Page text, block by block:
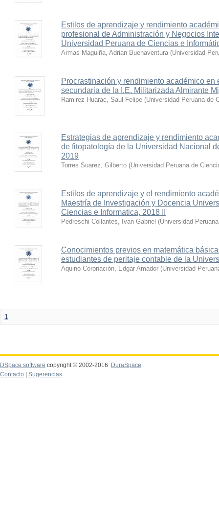
Estilos de aprendizaje y rendimiento
profesional de Administración y Negocios
Universidad Peruana de Ciencias e
Armas Maguiña, Adrian Buenaventura (Universidad
Procrastinación y rendimiento académico
secundaria de la I.E. Militarizada Almirante
Ramirez Huarac, Saul Felipe (Universidad Peruana de
Estrategias de aprendizaje y rendimiento
de fitopatología de la Universidad Nacional
2019
Torres Suarez, Gilberto (Universidad Peruana de
Estilos de aprendizaje y el rendimiento
Maestría de Investigación y Docencia
Ciencias e Informatica, 2018 II
Pedreschi Collantes, Ivan Gabriel (Universidad
Conocimientos previos en matemática
estudiantes de peritaje contable de la
Aquino Coronación, Edgar Amador (Universidad
1
DSpace software copyright © 2002-2016
DuraSpace
Contacto
Sugerencias